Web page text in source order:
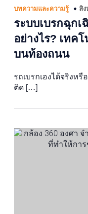
บทความและความรู้ สิ
ระบบเบรกฉุก
อย่างไร? เทค
บนท้องถนน
รถเบรกเองได้จริงห
ติด […]